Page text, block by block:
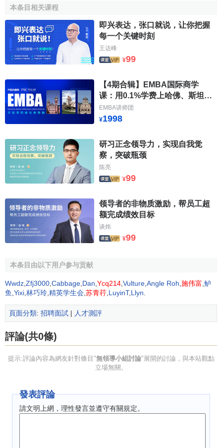
定一些與崗位工作相關而又符合討論特點的情況或問題，使
之成為既來源於實踐，又不是一般工作分析，具備科學性、
實用性、可評性等特點，凝煉而典型的討論題。
在設計和編製無領導小組討論試題時，一般著重註意以
第一，試題要一題多義，一題多解。無領導小組討論，
顧名思義，重在“討論”，通過討論，來觀察和評價應試者的有
關能力素質，這種討論的目的不在於弄清孰是孰非或者捍衛
重於結果，如果“討論”不起來，也就沒有過程了。為了讓應試
者能依據其所學討論爭辯起來，在試題編製時，必須做到一
題多義，一題多解。具體而言，就是在每一案例的分析與判
斷中，均有幾種可供選擇的方案和答案，每一方案均有利有
面能力，經過周詳的分析才能作出合理抉擇。如果試題內容
單一，一題一義，一題一解，不但限制了應試者的
以發揮其各方面的能力，也會使討論過程顯得平淡、呆板、
死氣沉沉。
第二，試題應具有開放性。無領導小組討論試題，既要
以實踐中成功的做法和分析論證表明較成功的方法為解題基
本思想，又不受此種思想局限，尋找出另一種解決論證這一
問題的思路和辦法。所設計的試題應留有充分餘地，讓應試
者的主觀能動性得以充分發揮，討論中能仁者見仁、智者見
智，這樣才能討論起來。應試者經過周密分析，才能理出頭
緒，經過熱烈討論後，才能使能力強者嶄露頭角，從而從“無
領導”討論中產生能駕馭整個小組討論的“領導者”。
第三，試題立意要高，內容要具體。一題多義，一題多
際討論的試題。立意要高，是指試題設計要從大處著眼，內
涵深刻；內容具體，是指試題設計要從小處著手，具體、實
在、不空泛，以避免那些玄妙、抽象、言之無物、無意義的
本条目相关课程
即兴表达，张口就说，让你把握
每一个关键时刻
王达峰
¥99
【4期合辑】EMBA国际商学
课：用0.1%学费上哈佛、斯坦福
等国际商学课
EMBA讲师团
¥1998
研习正念领导力，实现自我觉
察，突破瓶颈
陈亮
¥99
领导者的非物质激励，帮员工超
额完成绩效目标
谈炜
¥99
本条目由以下用户参与贡献
Wwdz Zfj3000 Cabbage Dan Ycq214 Vulture Angle Roh 施伟富 鲈
鱼 Yixi 林巧玲 精英学生会 苏青荇 LuyinT,Llyn
頁面分類: 招聘面試 | 人才測評
評論(共0條)
提示:評論內容為網友針對條目"無領導小組討論"展開的討論，與本站觀點
立場無關。
發表評論
請文明上網，理性發言並遵守有關規定。